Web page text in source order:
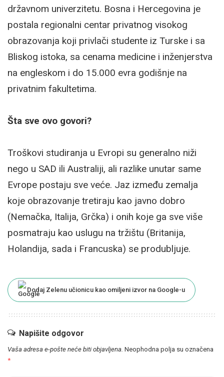
državnom univerzitetu. Bosna i Hercegovina je
postala regionalni centar privatnog visokog
obrazovanja koji privlači studente iz Turske i sa
Bliskog istoka, sa cenama medicine i inženjerstva
na engleskom i do 15.000 evra godišnje na
privatnim fakultetima.
Šta sve ovo govori?
Troškovi studiranja u Evropi su generalno niži
nego u SAD ili Australiji, ali razlike unutar same
Evrope postaju sve veće. Jaz između zemalja
koje obrazovanje tretiraju kao javno dobro
(Nemačka, Italija, Grčka) i onih koje ga sve više
posmatraju kao uslugu na tržištu (Britanija,
Holandija, sada i Francuska) se produbljuje.
Dodaj Zelenu učionicu kao omiljeni izvor na Google-u
Napišite odgovor
Vaša adresa e-pošte neće biti objavljena. Neophodna polja su označena
*